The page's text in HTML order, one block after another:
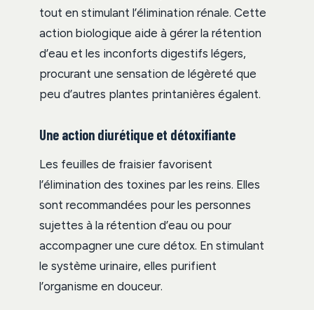
tout en stimulant l’élimination rénale. Cette
action biologique aide à gérer la rétention
d’eau et les inconforts digestifs légers,
procurant une sensation de légèreté que
peu d’autres plantes printanières égalent.
Une action diurétique et détoxifiante
Les feuilles de fraisier favorisent
l’élimination des toxines par les reins. Elles
sont recommandées pour les personnes
sujettes à la rétention d’eau ou pour
accompagner une cure détox. En stimulant
le système urinaire, elles purifient
l’organisme en douceur.